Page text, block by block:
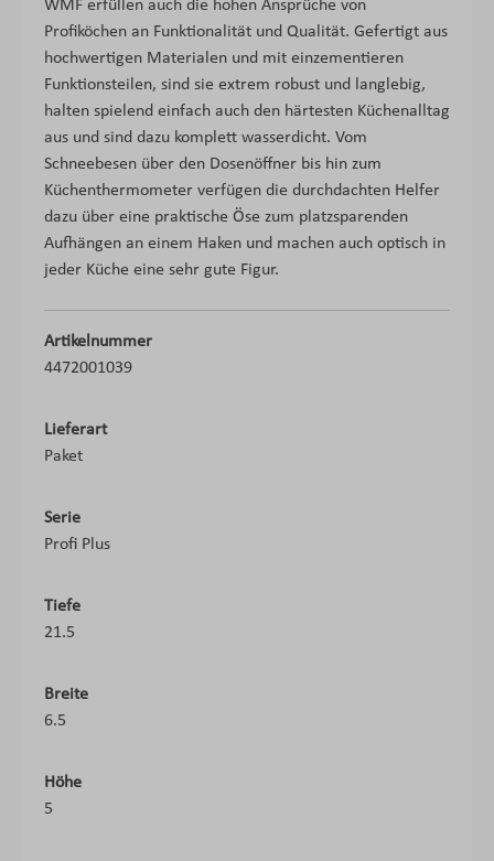
WMF erfüllen auch die hohen Ansprüche von
Profiköchen an Funktionalität und Qualität. Gefertigt aus
hochwertigen Materialen und mit einzementieren
Funktionsteilen, sind sie extrem robust und langlebig,
halten spielend einfach auch den härtesten Küchenalltag
aus und sind dazu komplett wasserdicht. Vom
Schneebesen über den Dosenöffner bis hin zum
Küchenthermometer verfügen die durchdachten Helfer
dazu über eine praktische Öse zum platzsparenden
Aufhängen an einem Haken und machen auch optisch in
jeder Küche eine sehr gute Figur.
Artikelnummer
4472001039
Lieferart
Paket
Serie
Profi Plus
Tiefe
21.5
Breite
6.5
Höhe
5